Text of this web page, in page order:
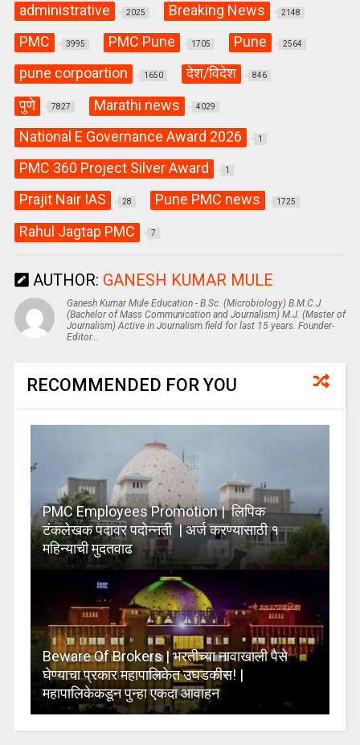
administrative 2025 Breaking News 2148
PMC 3995 PMC Pune 1705 Pune 2564
pune corpoartion 1650 देश/विदेश 846
पुणे 7827 Marathi news 4029
National E Governance Award 2026 1
PMC 360 Project Silver Award 1
Prajit Nair IAS 28 Pune PMC news 1725
Rahul Jagtap PMC 7
AUTHOR: GANESH KUMAR MULE
Ganesh Kumar Mule Education - B.Sc. (Microbiology) B.M.C.J
(Bachelor of Mass Communication and Journalism) M.J. (Master of
Journalism) Active in Journalism field for last 15 years. Founder-
Editor...
RECOMMENDED FOR YOU
PMC Employees Promotion | लिपिक
टंकलेखक पदावर पदोन्नती | अर्ज करण्यासाठी १
महिन्याची मुदतवाढ
Beware Of Brokers | भरतीच्या नावाखाली पैसे
घेण्याचा प्रकार महापालिकेत उघडकीस! |
महापालिकेकडून पुन्हा एकदा आवाहन